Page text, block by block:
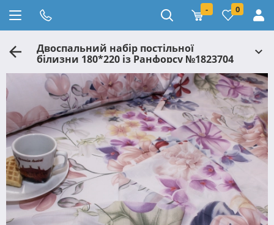
- 0
Двоспальний набір постільної
білизни 180*220 із Ранфорсу №1823704
Черешенка™